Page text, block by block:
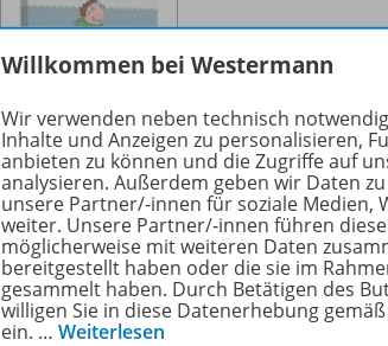
miniLÜK-Set
Kindergarten/
Willkommen bei Westermann
Wir verwenden neben technisch
Inhalte und Anzeigen zu personalisieren,
anbieten zu können und die Zugriffe auf
analysieren. Außerdem geben wir Daten
unsere Partner/-innen für soziale Medien,
weiter. Unsere Partner/-innen führen
möglicherweise mit weiteren Daten
bereitgestellt haben oder die sie im
gesammelt haben. Durch Betätigen des
willigen Sie in diese Datenerhebung gemäß
ein. … Weiterlesen